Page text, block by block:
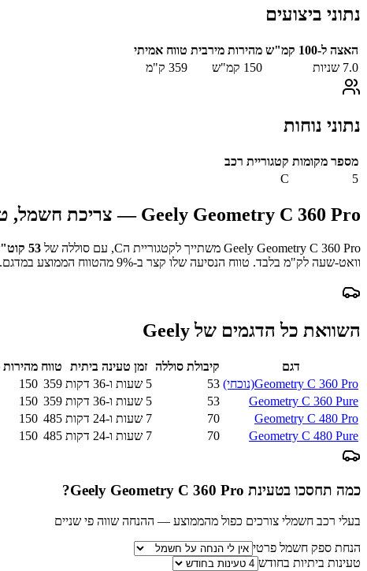
נתוני ביצועים
האצה ל-100 קמ"ש מהירות מירבית טווח אמיתי
7.0 שניות 150 קמ"ש 359 ק"מ
נתוני נוחות
מספר מקומות קטגוריית רכב
5
C
Geely Geometry C 360 Pro — צריכת חשמל,
Geely Geometry C 360 Pro משתייך לקטגוריית הC, עם סוללה של 53
וואט-שעה לק"מ בלבד. טווח הנסיעה שלו קצר ב- 9% מהטווח הממוצע במדגם.
השוואת כל הדגמים שלGeely
דגם קיבולת סוללה זמן טעינה ביתית טווח מהירות
Geometry C 360 Pro(נוכחי) 53 5 שעות ו-36 דקות 359
150
Geometry C 360 Pure
53 5 שעות ו-36 דקות 359
150
Geometry C 480 Pro
70 7 שעות ו-24 דקות 485
150
Geometry C 480 Pure
70 7 שעות ו-24 דקות 485
150
כמה תחסכו בטעינת Geely Geometry C 360 Pro
?
בעלי רכב חשמלי צורכים כפול מהממוצע — ההנחה שווה פי שניים
הנחת ספק חשמל פרטי
טעינות ביתיות בחודש